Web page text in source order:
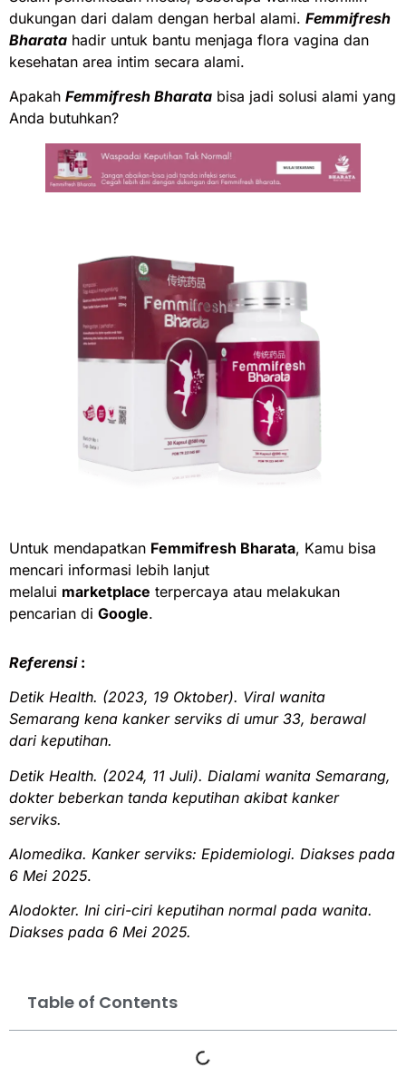
dukungan dari dalam dengan herbal alami. Femmifresh
Bharata hadir untuk bantu menjaga flora vagina dan
kesehatan area intim secara alami.
Apakah Femmifresh Bharata bisa jadi solusi alami yang
Anda butuhkan?
Untuk mendapatkan Femmifresh Bharata, Kamu bisa
mencari informasi lebih lanjut
melalui marketplace terpercaya atau melakukan
pencarian di Google.
Referensi:
Detik Health. (2023, 19 Oktober). Viral wanita
Semarang kena kanker serviks di umur 33, berawal
dari keputihan.
Detik Health. (2024, 11 Juli). Dialami wanita Semarang,
dokter beberkan tanda keputihan akibat kanker
serviks.
Alomedika. Kanker serviks: Epidemiologi. Diakses pada
6 Mei 2025.
Alodokter. Ini ciri-ciri keputihan normal pada wanita.
Diakses pada 6 Mei 2025.
Table of Contents